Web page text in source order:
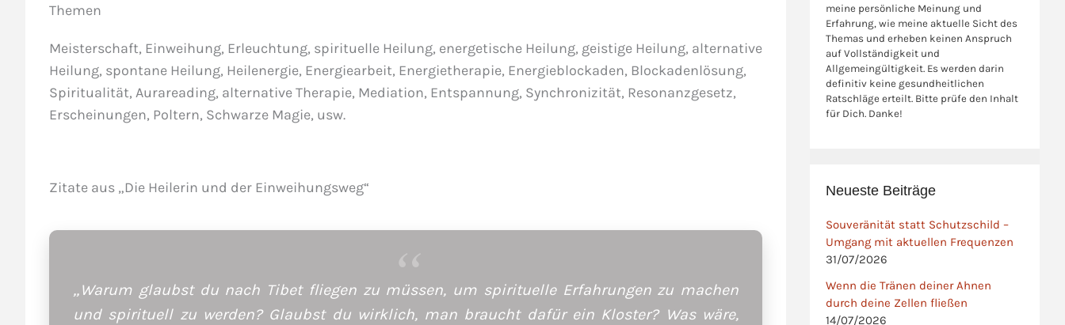
Themen
Meisterschaft, Einweihung, Erleuchtung, spirituelle Heilung, energetische Heilung, geistige Heilung, alternative
Heilung, spontane Heilung, Heilenergie, Energiearbeit, Energietherapie, Energieblockaden, Blockadenlösung,
Spiritualität, Aurareading, alternative Therapie, Mediation, Entspannung, Synchronizität, Resonanzgesetz,
Erscheinungen, Poltern, Schwarze Magie, usw.
Zitate aus „Die Heilerin und der Einweihungsweg“
„Warum glaubst du nach Tibet fliegen zu müssen, um spirituelle Erfahrungen zu machen
und spirituell zu werden? Glaubst du wirklich, man braucht dafür ein Kloster? Was wäre,
meine persönliche Meinung und
Erfahrung, wie meine aktuelle Sicht des
Themas und erheben keinen Anspruch
auf Vollständigkeit und
Allgemeingültigkeit. Es werden darin
definitiv keine gesundheitlichen
Ratschläge erteilt. Bitte prüfe den Inhalt
für Dich. Danke!
Neueste Beiträge
Souveränität statt Schutzschild –
Umgang mit aktuellen Frequenzen
31/07/2026
Wenn die Tränen deiner Ahnen
durch deine Zellen fließen
14/07/2026